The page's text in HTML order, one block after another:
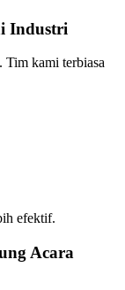
Industri
Tim kami terbiasa
efektif.
Acara